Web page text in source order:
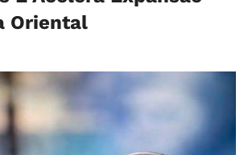
Oriental